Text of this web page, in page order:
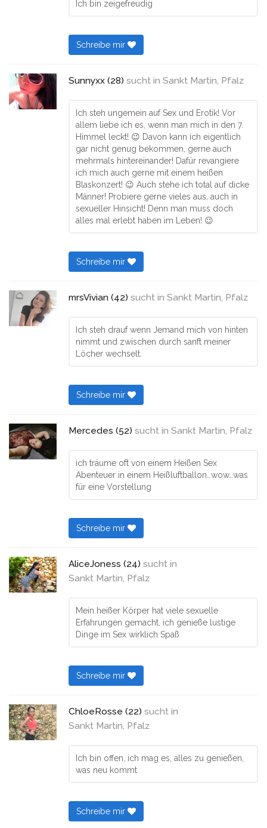
Ich bin zeigefreudig
Schreibe mir
Sunnyxx (28) sucht in Sankt Martin, Pfalz
Ich steh ungemein auf Sex und Erotik! Vor
allem liebe ich es, wenn man mich in den 7.
Himmel leckt! 😉 Davon kann ich eigentlich
gar nicht genug bekommen, gerne auch
mehrmals hintereinander! Dafür revangiere
ich mich auch gerne mit einem heißen
Blaskonzert! 😉 Auch stehe ich total auf dicke
Männer! Probiere gerne vieles aus, auch in
sexueller Hinsicht! Denn man muss doch
alles mal erlebt haben im Leben! 😉
Schreibe mir
mrsVivian (42) sucht in Sankt Martin, Pfalz
Ich steh drauf wenn Jemand mich von hinten
nimmt und zwischen durch sanft meiner
Löcher wechselt.
Schreibe mir
Mercedes (52) sucht in Sankt Martin, Pfalz
ich träume oft von einem Heißen Sex
Abenteuer in einem Heißluftballon…wow…was
für eine Vorstellung
Schreibe mir
AliceJoness (24) sucht in
Sankt Martin, Pfalz
Mein heißer Körper hat viele sexuelle
Erfahrungen gemacht, ich genieße lustige
Dinge im Sex wirklich Spaß
Schreibe mir
ChloeRosse (22) sucht in
Sankt Martin, Pfalz
Ich bin offen, ich mag es, alles zu genießen,
was neu kommt
Schreibe mir